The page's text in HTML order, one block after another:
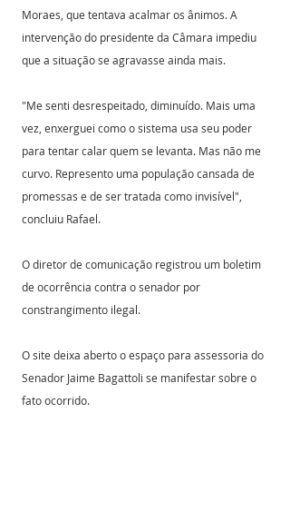
Moraes, que tentava acalmar os ânimos. A
intervenção do presidente da Câmara impediu
que a situação se agravasse ainda mais.
"Me senti desrespeitado, diminuído. Mais uma
vez, enxerguei como o sistema usa seu poder
para tentar calar quem se levanta. Mas não me
curvo. Represento uma população cansada de
promessas e de ser tratada como invisível",
concluiu Rafael.
O diretor de comunicação registrou um boletim
de ocorrência contra o senador por
constrangimento ilegal.
O site deixa aberto o espaço para assessoria do
Senador Jaime Bagattoli se manifestar sobre o
fato ocorrido.